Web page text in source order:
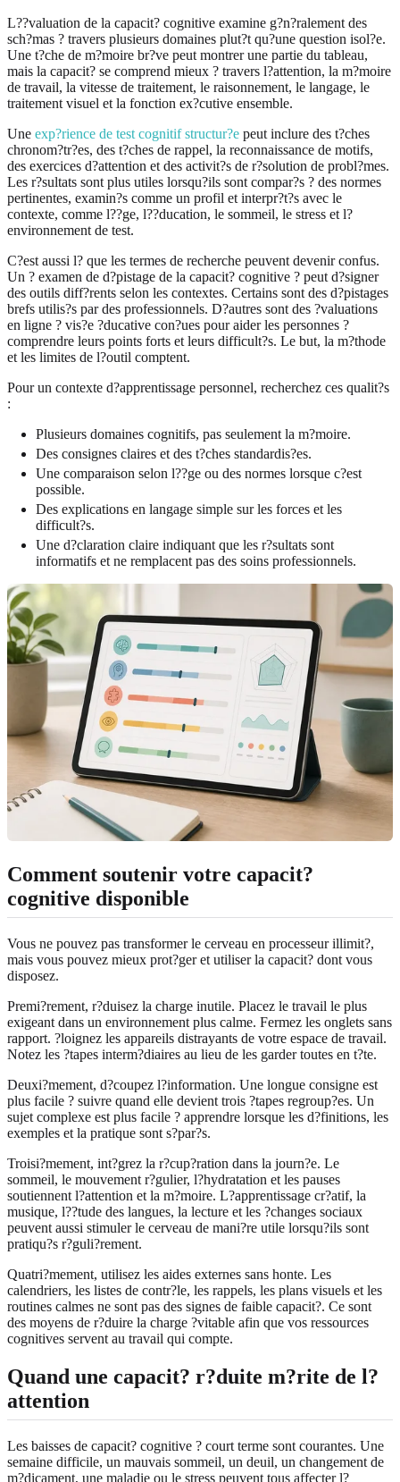
L??valuation de la capacit? cognitive examine g?n?ralement des
sch?mas ? travers plusieurs domaines plut?t qu?une question isol?e.
Une t?che de m?moire br?ve peut montrer une partie du tableau,
mais la capacit? se comprend mieux ? travers l?attention, la m?moire
de travail, la vitesse de traitement, le raisonnement, le langage, le
traitement visuel et la fonction ex?cutive ensemble.
Une exp?rience de test cognitif structur?e peut inclure des t?ches
chronom?tr?es, des t?ches de rappel, la reconnaissance de motifs,
des exercices d?attention et des activit?s de r?solution de probl?mes.
Les r?sultats sont plus utiles lorsqu?ils sont compar?s ? des normes
pertinentes, examin?s comme un profil et interpr?t?s avec le
contexte, comme l??ge, l??ducation, le sommeil, le stress et l?
environnement de test.
C?est aussi l? que les termes de recherche peuvent devenir confus.
Un ? examen de d?pistage de la capacit? cognitive ? peut d?signer
des outils diff?rents selon les contextes. Certains sont des d?pistages
brefs utilis?s par des professionnels. D?autres sont des ?valuations
en ligne ? vis?e ?ducative con?ues pour aider les personnes ?
comprendre leurs points forts et leurs difficult?s. Le but, la m?thode
et les limites de l?outil comptent.
Pour un contexte d?apprentissage personnel, recherchez ces qualit?s
:
Plusieurs domaines cognitifs, pas seulement la m?moire.
Des consignes claires et des t?ches standardis?es.
Une comparaison selon l??ge ou des normes lorsque c?est
possible.
Des explications en langage simple sur les forces et les
difficult?s.
Une d?claration claire indiquant que les r?sultats sont
informatifs et ne remplacent pas des soins professionnels.
Comment soutenir votre capacit?
cognitive disponible
Vous ne pouvez pas transformer le cerveau en processeur illimit?,
mais vous pouvez mieux prot?ger et utiliser la capacit? dont vous
disposez.
Premi?rement, r?duisez la charge inutile. Placez le travail le plus
exigeant dans un environnement plus calme. Fermez les onglets sans
rapport. ?loignez les appareils distrayants de votre espace de travail.
Notez les ?tapes interm?diaires au lieu de les garder toutes en t?te.
Deuxi?mement, d?coupez l?information. Une longue consigne est
plus facile ? suivre quand elle devient trois ?tapes regroup?es. Un
sujet complexe est plus facile ? apprendre lorsque les d?finitions, les
exemples et la pratique sont s?par?s.
Troisi?mement, int?grez la r?cup?ration dans la journ?e. Le
sommeil, le mouvement r?gulier, l?hydratation et les pauses
soutiennent l?attention et la m?moire. L?apprentissage cr?atif, la
musique, l??tude des langues, la lecture et les ?changes sociaux
peuvent aussi stimuler le cerveau de mani?re utile lorsqu?ils sont
pratiqu?s r?guli?rement.
Quatri?mement, utilisez les aides externes sans honte. Les
calendriers, les listes de contr?le, les rappels, les plans visuels et les
routines calmes ne sont pas des signes de faible capacit?. Ce sont
des moyens de r?duire la charge ?vitable afin que vos ressources
cognitives servent au travail qui compte.
Quand une capacit? r?duite m?rite de l?
attention
Les baisses de capacit? cognitive ? court terme sont courantes. Une
semaine difficile, un mauvais sommeil, un deuil, un changement de
m?dicament, une maladie ou le stress peuvent tous affecter l?